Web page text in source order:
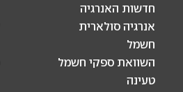
חדשות האנרגיה
אנרגיה סולארית
חשמל
השוואת ספקי חשמל
טעינה